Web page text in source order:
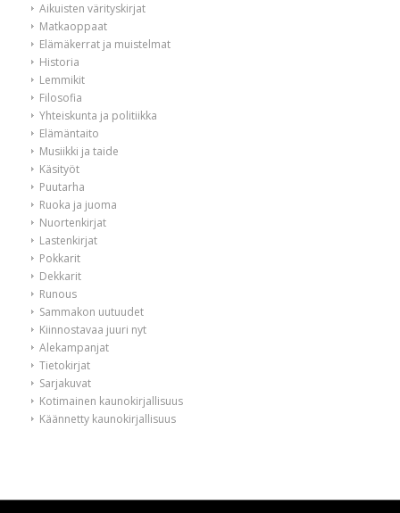
Aikuisten värityskirjat
Matkaoppaat
Elämäkerrat ja muistelmat
Historia
Lemmikit
Filosofia
Yhteiskunta ja politiikka
Elämäntaito
Musiikki ja taide
Käsityöt
Puutarha
Ruoka ja juoma
Nuortenkirjat
Lastenkirjat
Pokkarit
Dekkarit
Runous
Sammakon uutuudet
Kiinnostavaa juuri nyt
Alekampanjat
Tietokirjat
Sarjakuvat
Kotimainen kaunokirjallisuus
Käännetty kaunokirjallisuus